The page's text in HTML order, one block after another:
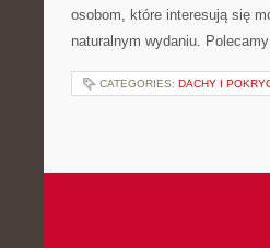
osobom, które interesują się
naturalnym wydaniu.
CATEGORIES: DACHY I